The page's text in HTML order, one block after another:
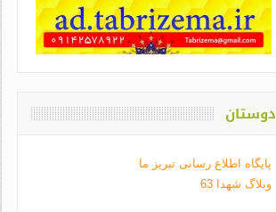
دوستان
پایگاه اطلاع رسانی تبریز ما
وبلاگ شهدا 63